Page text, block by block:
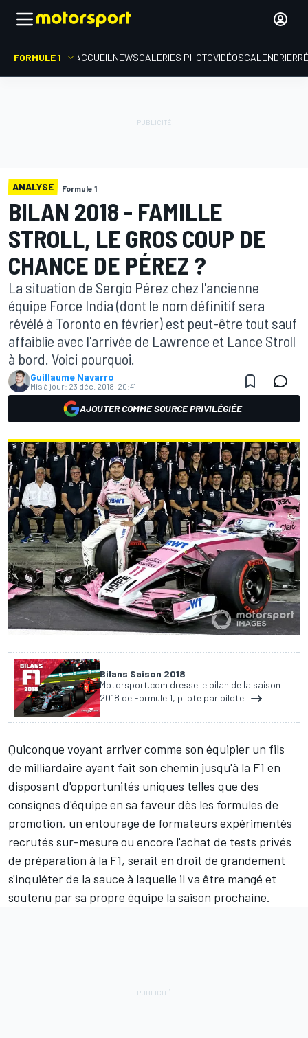
FORMULE 1 ACCUEIL NEWSGALERIES PHOTOVIDÉOSCALENDRIER
ANALYSE Formule 1
BILAN 2018 - FAMILLE
STROLL, LE GROS COUP DE
CHANCE DE PÉREZ ?
La situation de Sergio Pérez chez l'ancienne
équipe Force India (dont le nom définitif sera
révélé à Toronto en février) est peut-être tout sauf
affaiblie avec l'arrivée de Lawrence et Lance Stroll
à bord. Voici pourquoi.
Guillaume Navarro
Mis à jour: 23 déc. 2018, 20:41
AJOUTER COMME SOURCE PRIVILÉGIÉE
Bilans Saison 2018
Motorsport.com dresse le bilan de la saison
2018 de Formule 1, pilote par pilote.
Quiconque voyant arriver comme son équipier un fils
de milliardaire ayant fait son chemin jusqu'à la F1 en
disposant d'opportunités uniques telles que des
consignes d'équipe en sa faveur dès les formules de
promotion, un entourage de formateurs expérimentés
recrutés sur-mesure ou encore l'achat de tests privés
de préparation à la F1, serait en droit de grandement
s'inquiéter de la sauce à laquelle il va être mangé et
soutenu par sa propre équipe la saison prochaine.